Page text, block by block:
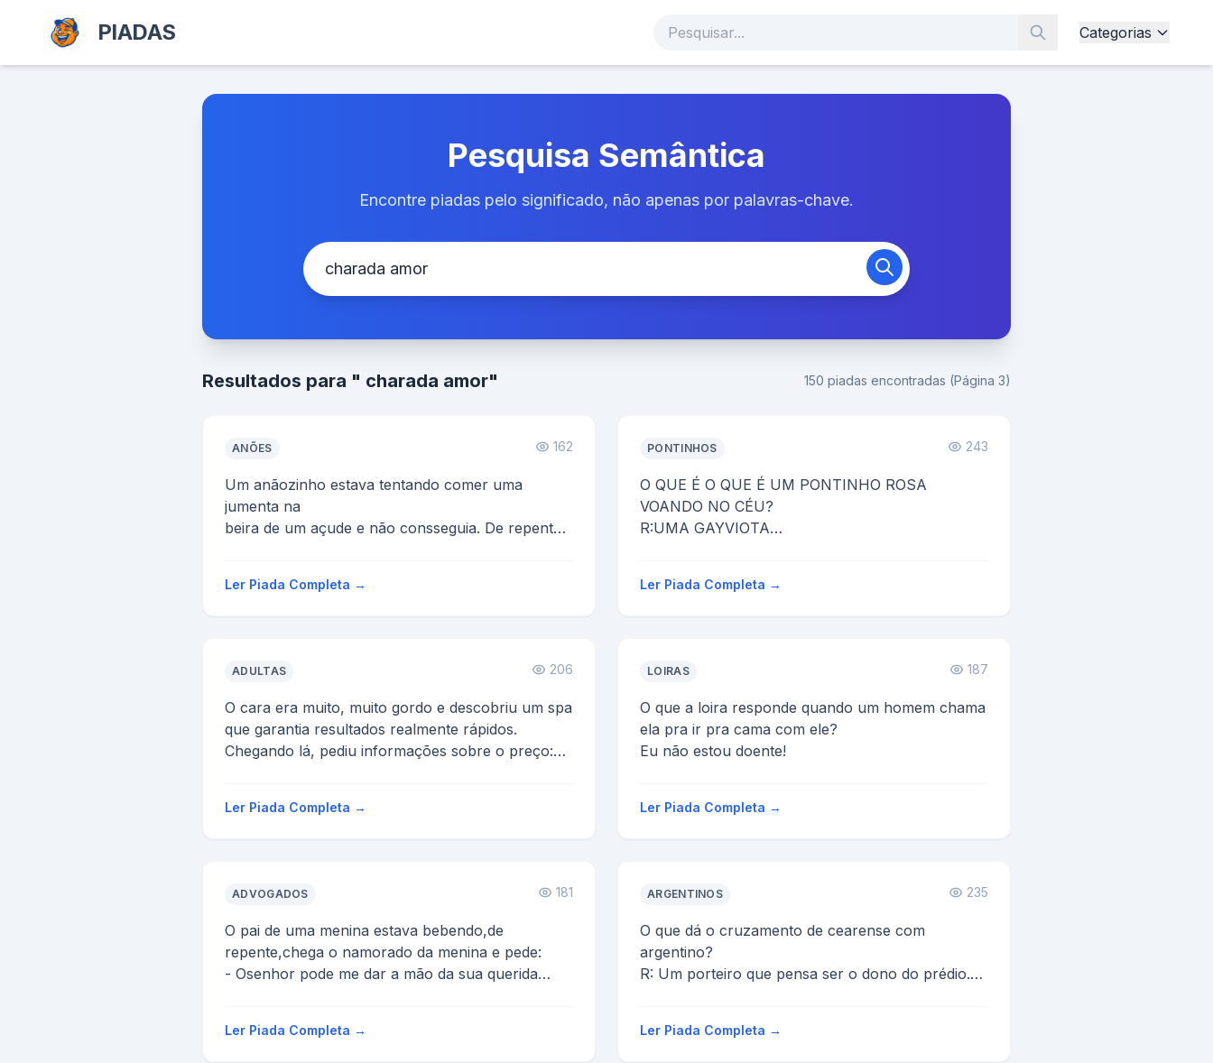
PIADAS Categorias
Pesquisa Semântica
Encontre piadas pelo significado, não apenas por palavras-chave.
Resultados para " charada amor" 150 piadas encontradas (Página 3)
ANÕES 162
Um anãozinho estava tentando comer uma
jumenta na
beira de um açude e não consseguia. De repente,
Ler Piada Completa →
PONTINHOS 243
O QUE É O QUE É UM PONTINHO ROSA
VOANDO NO CÉU?
R:UMA GAYVIOTA
R:UM GAYTOREDE
Ler Piada Completa →
ADULTAS 206
O cara era muito, muito gordo e descobriu um spa
que garantia resultados realmente rápidos.
Chegando lá, pediu informações sobre o preço:
Ler Piada Completa →
LOIRAS 187
O que a loira responde quando um homem chama
ela pra ir pra cama com ele?
Eu não estou doente!
Ler Piada Completa →
ADVOGADOS 181
O pai de uma menina estava bebendo,de
repente,chega o namorado da menina e pede:
- Osenhor pode me dar a mão da sua querida
Ler Piada Completa →
ARGENTINOS 235
O que dá o cruzamento de cearense com
argentino?
R: Um porteiro que pensa ser o dono do prédio.
Ler Piada Completa →